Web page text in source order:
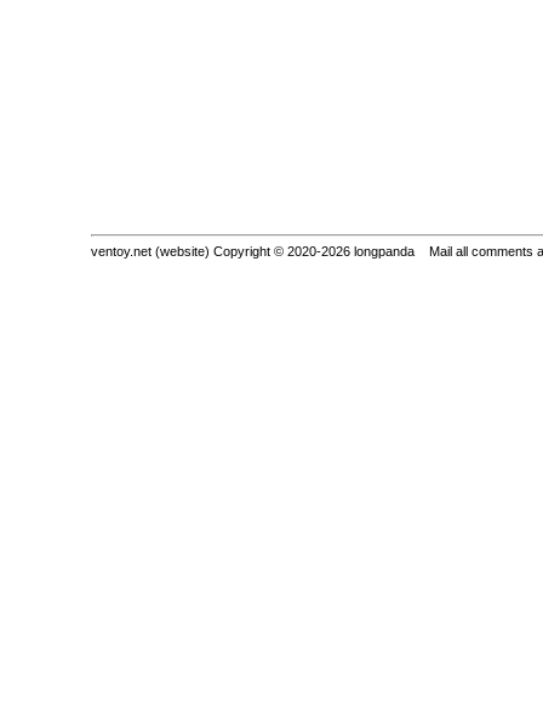
ventoy.net (website) Copyright © 2020-2026 longpanda Mail all comments